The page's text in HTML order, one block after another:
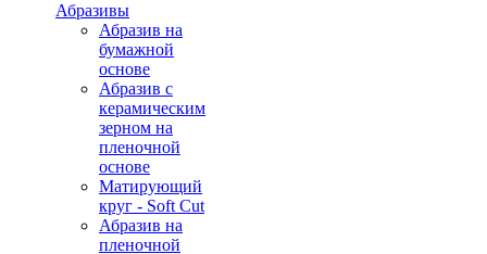
Абразивы
Абразив на
бумажной
основе
Абразив с
керамическим
зерном на
пленочной
основе
Матирующий
круг - Soft Cut
Абразив на
пленочной